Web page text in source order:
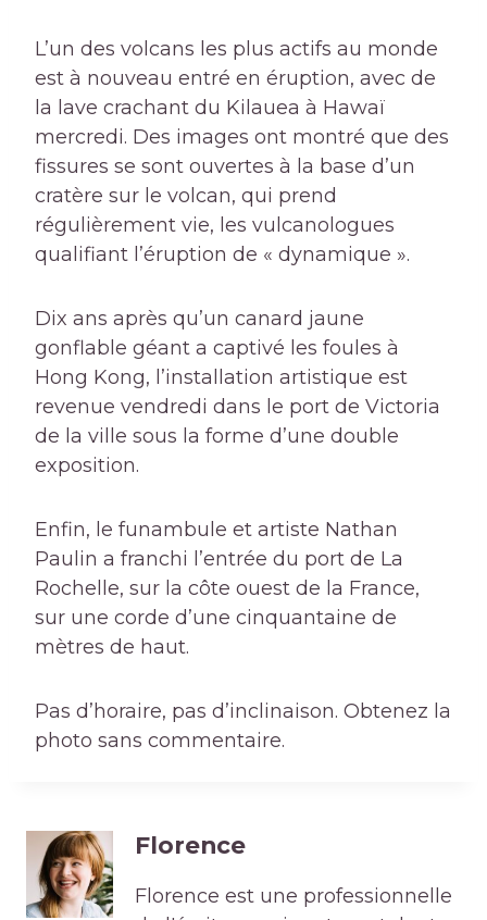
L’un des volcans les plus actifs au monde
est à nouveau entré en éruption, avec de
la lave crachant du Kilauea à Hawaï
mercredi. Des images ont montré que des
fissures se sont ouvertes à la base d’un
cratère sur le volcan, qui prend
régulièrement vie, les vulcanologues
qualifiant l’éruption de « dynamique ».
Dix ans après qu’un canard jaune
gonflable géant a captivé les foules à
Hong Kong, l’installation artistique est
revenue vendredi dans le port de Victoria
de la ville sous la forme d’une double
exposition.
Enfin, le funambule et artiste Nathan
Paulin a franchi l’entrée du port de La
Rochelle, sur la côte ouest de la France,
sur une corde d’une cinquantaine de
mètres de haut.
Pas d’horaire, pas d’inclinaison. Obtenez la
photo sans commentaire.
Florence
Florence est une professionnelle